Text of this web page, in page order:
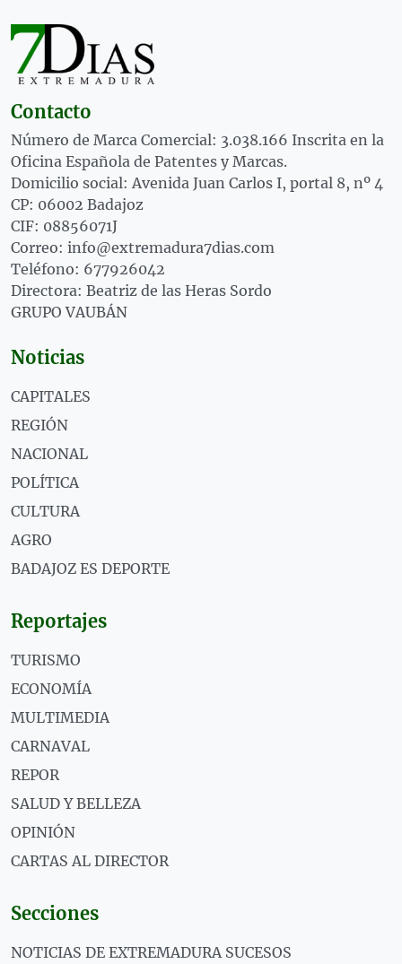
Contacto
Número de Marca Comercial: 3.038.166 Inscrita en la
Oficina Española de Patentes y Marcas.
Domicilio social: Avenida Juan Carlos I, portal 8, nº 4
CP: 06002 Badajoz
CIF: 08856071J
Correo: info@extremadura7dias.com
Teléfono: 677926042
Directora: Beatriz de las Heras Sordo
GRUPO VAUBÁN
Noticias
CAPITALES
REGIÓN
NACIONAL
POLÍTICA
CULTURA
AGRO
BADAJOZ ES DEPORTE
Reportajes
TURISMO
ECONOMÍA
MULTIMEDIA
CARNAVAL
REPOR
SALUD Y BELLEZA
OPINIÓN
CARTAS AL DIRECTOR
Secciones
NOTICIAS DE EXTREMADURA SUCESOS